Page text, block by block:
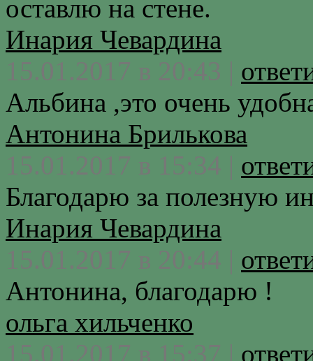
оставлю на стене.
Инария Чевардина
15.01.2017 в 20:43 |
Альбина ,это очень
Антонина Брилькова
15.01.2017 в 15:34 |
Благодарю за полезную
Инария Чевардина
15.01.2017 в 20:44 |
Антонина, благодарю !
ольга хильченко
15.01.2017 в 15:37 |